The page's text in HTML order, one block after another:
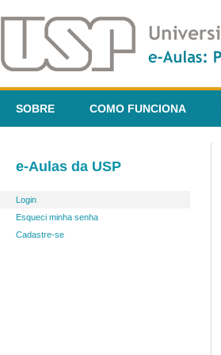
SOBRE COMO FUNCIONA
e-Aulas da USP
Login
Esqueci minha senha
Cadastre-se